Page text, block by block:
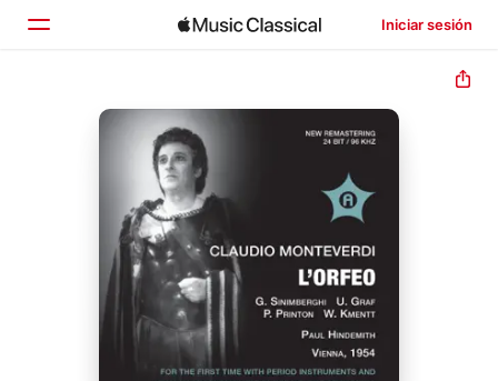
Iniciar sesión
Inicio